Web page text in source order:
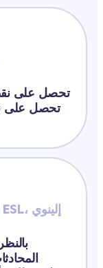
معلمة الصف 5 ومعلمة ESL، إلينوي